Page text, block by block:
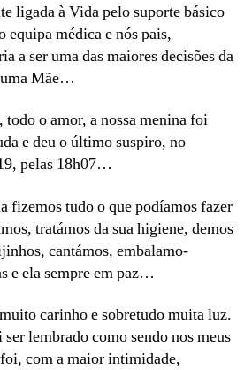
ligada à Vida pelo suporte básico
equipa médica e nós pais,
a ser uma das maiores decisões da
uma Mãe…
o amor, a nossa menina foi
e deu o último suspiro, no
pelas 18h07…
fizemos tudo o que podíamos fazer
tratámos da sua higiene, demos
cantámos, embalamo-
e ela sempre em paz…
carinho e sobretudo muita luz.
lembrado como sendo nos meus
com a maior intimidade,